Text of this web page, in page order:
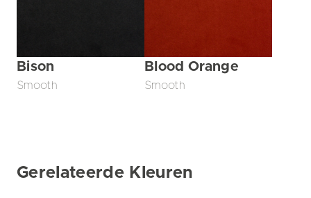
Bison
Smooth
Blood Orange
Smooth
Gerelateerde Kleuren